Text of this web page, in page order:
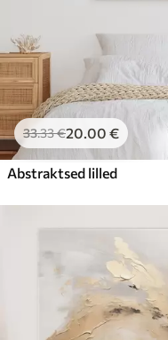
33.33€20.00 €
Abstraktsed lilled